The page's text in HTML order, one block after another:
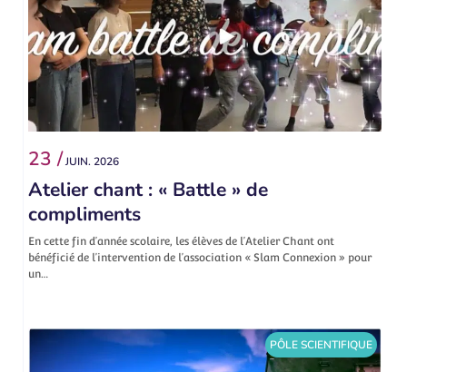
23 /JUIN. 2026
Atelier chant : « Battle » de
compliments
En cette fin d’année scolaire, les élèves de l’Atelier Chant ont
bénéficié de l’intervention de l’association « Slam Connexion » pour
un…
PÔLE SCIENTIFIQUE